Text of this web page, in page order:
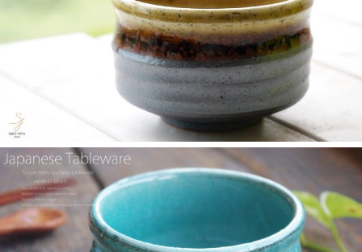
ブルテレビ しょぴもる『まちの素敵な歩き方』で 白いごはん器
のお店 らいすぼーる 小牧店が紹介されました。
≪テレビで紹介されました≫ 2024年2月29日 中京テレビ キャッ
チ！『名鉄小牧線ぶらり旅～味岡駅編～』で 白いごはん器のお
店 らいすぼーる 小牧店が紹介されました。
2025/2/5
らいすぼ～るのYouTube公式チャンネルがスタートしました！ぜ
ひご覧ください。チャンネル登録お願いします♪